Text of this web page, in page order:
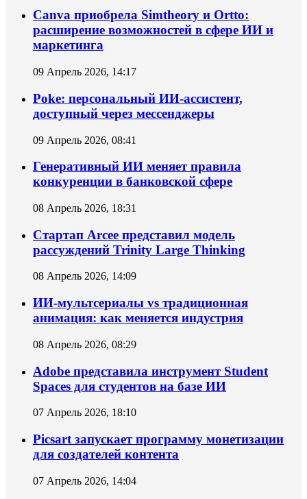
Canva приобрела Simtheory и Ortto:
расширение возможностей в сфере ИИ и
маркетинга
09 Апрель 2026, 14:17
Poke: персональный ИИ‑ассистент,
доступный через мессенджеры
09 Апрель 2026, 08:41
Генеративный ИИ меняет правила
конкуренции в банковской сфере
08 Апрель 2026, 18:31
Стартап Arcee представил модель
рассуждений Trinity Large Thinking
08 Апрель 2026, 14:09
ИИ-мультсериалы vs традиционная
анимация: как меняется индустрия
08 Апрель 2026, 08:29
Adobe представила инструмент Student
Spaces для студентов на базе ИИ
07 Апрель 2026, 18:10
Picsart запускает программу монетизации
для создателей контента
07 Апрель 2026, 14:04